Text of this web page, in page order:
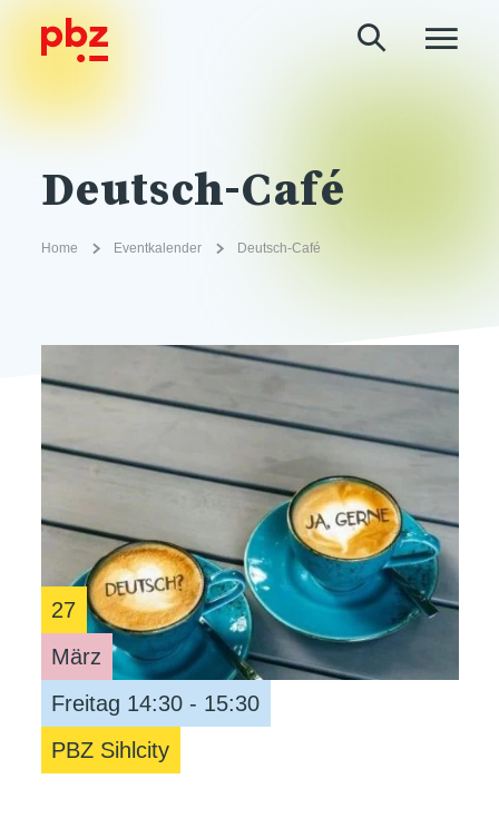
Deutsch-Café
Home Eventkalender Deutsch-Café
27
März
Freitag 14:30 - 15:30
PBZ Sihlcity